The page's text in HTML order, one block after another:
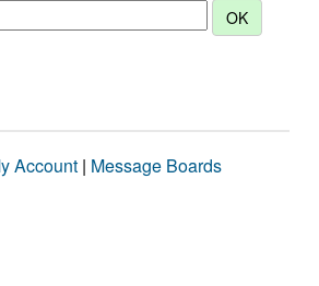
Account | Message Boards